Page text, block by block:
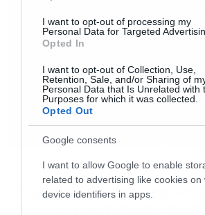
I want to opt-out of processing my
Personal Data for Targeted
Opted In
I want to opt-out of Collection, Use,
Retention, Sale, and/or Sharing of
Personal Data that Is Unrelated with
Purposes for which it was collected.
Opted Out
Google consents
I want to allow Google to enable
related to advertising like cookies on
device identifiers in apps.
3) Σούπερ καλτίλα με Virgin
VirginSteeleεπιστρέφουν με
επικεντρωθεί στις κλασικές
έμφαση στοNoble
. Ο
αιώνια καλτ φιγούρα της
ένα show γεμάτο πάθος,
θεατρικό μεγαλείο. Τους
Ο Glenn Hughes